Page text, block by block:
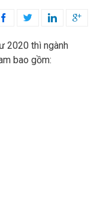
   
2020 thì ngành
bao gồm: